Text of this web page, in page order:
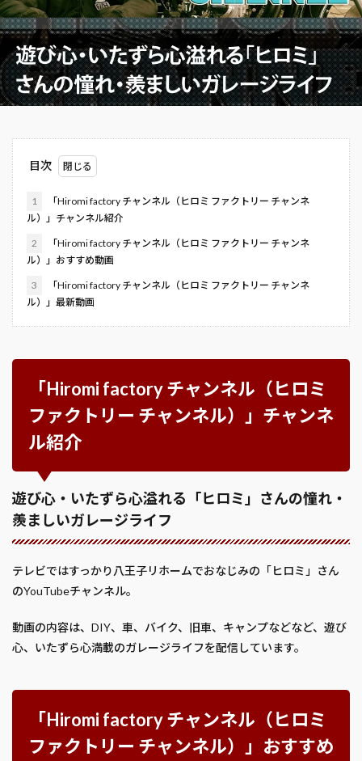
目次
1
「Hiromi factory チャンネル（ヒロミ ファクトリー チャンネ
ル）」チャンネル紹介
2
「Hiromi factory チャンネル（ヒロミ ファクトリー チャンネ
ル）」おすすめ動画
3
「Hiromi factory チャンネル（ヒロミ ファクトリー チャンネ
ル）」最新動画
「Hiromi factory チャンネル（ヒロミ
ファクトリー チャンネル）」チャンネ
ル紹介
遊び心・いたずら心溢れる「ヒロミ」さんの憧れ・
羨ましいガレージライフ
テレビではすっかり八王子リホームでおなじみの「ヒロミ」さん
のYouTubeチャンネル。
動画の内容は、DIY、車、バイク、旧車、キャンプなどなど、遊び
心、いたずら心満載のガレージライフを配信しています。
「Hiromi factory チャンネル（ヒロミ
ファクトリー チャンネル）」おすすめ